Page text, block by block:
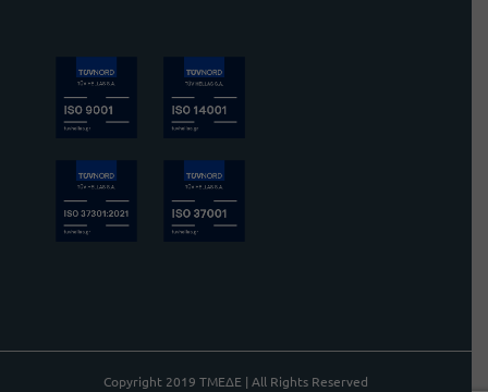
Copyright 2019 ΤΜΕΔΕ | All Rights Reserved